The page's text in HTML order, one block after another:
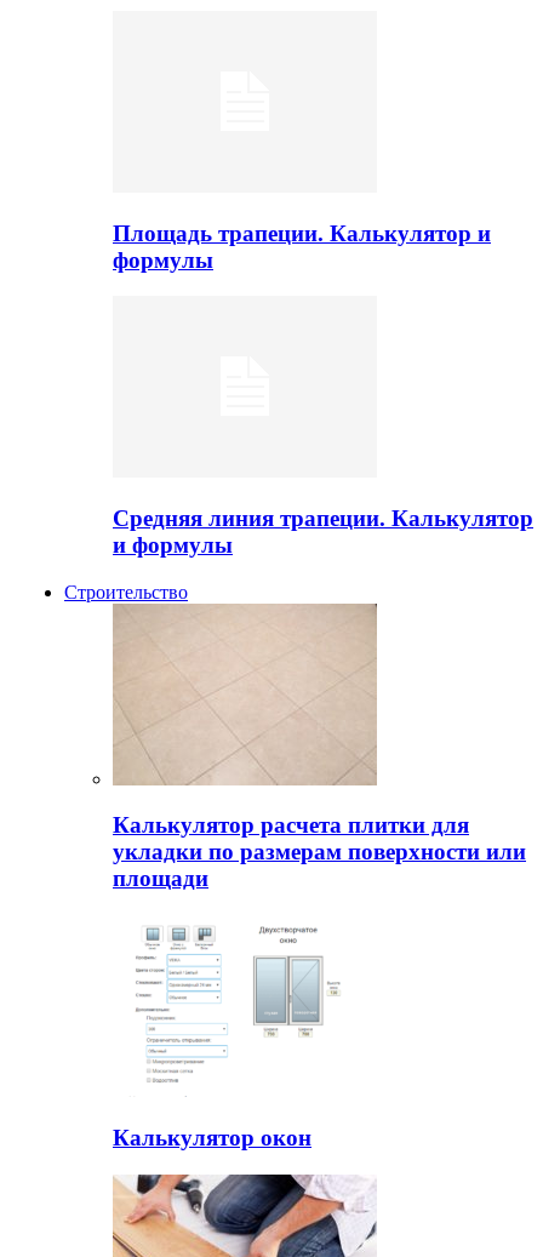
Площадь трапеции. Калькулятор и
формулы
Средняя линия трапеции. Калькулятор
и формулы
Строительство
Калькулятор расчета плитки для
укладки по размерам поверхности или
площади
Калькулятор окон